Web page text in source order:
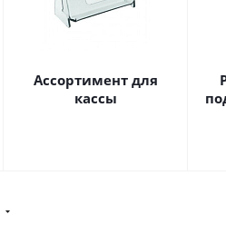
Ассортимент для
кассы